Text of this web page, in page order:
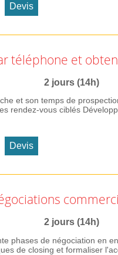
Devis
téléphone et
2 jours (14h)
et son temps de
rendez-vous ciblés
Devis
2 jours (14h)
phases de négociation en
de closing et formaliser